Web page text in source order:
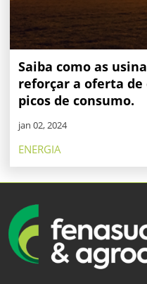
Saiba como as
reforçar a oferta
picos de consumo.
jan 02, 2024
ENERGIA